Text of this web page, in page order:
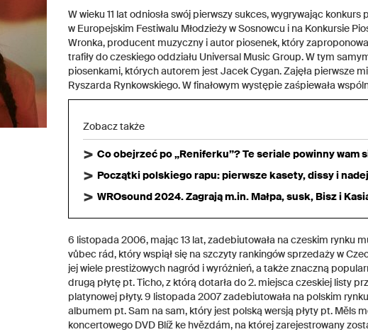
W wieku 11 lat odniosła swój pierwszy sukces, wygrywając
w Europejskim Festiwalu Młodzieży w Sosnowcu i na Konkursie
Wronka, producent muzyczny i autor piosenek, który
trafiły do czeskiego oddziału Universal Music Group. W tym
piosenkami, których autorem jest Jacek Cygan. Zajęła pierwsze
Ryszarda Rynkowskiego. W finałowym występie zaśpiewała
Zobacz także
Co obejrzeć po „Reniferku”? Te seriale powinny wam
Początki polskiego rapu: pierwsze kasety, dissy i
WROsound 2024. Zagrają m.in. Małpa, susk, Bisz i
6 listopada 2006, mając 13 lat, zadebiutowała na czeskim rynku
vůbec rád, który wspiął się na szczyty rankingów sprzedaży w
jej wiele prestiżowych nagród i wyróżnień, a także znaczną
drugą płytę pt. Ticho, z którą dotarła do 2. miejsca czeskiej listy
platynowej płyty. 9 listopada 2007 zadebiutowała na polskim
albumem pt. Sam na sam, który jest polską wersją płyty pt. Měls
koncertowego DVD Blíž ke hvězdám, na której zarejestrowany